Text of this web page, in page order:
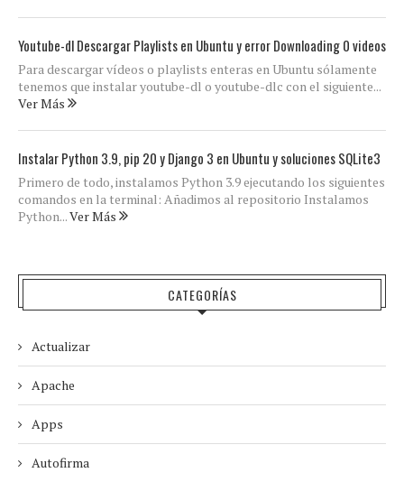
Youtube-dl Descargar Playlists en Ubuntu y error Downloading 0 videos
Para descargar vídeos o playlists enteras en Ubuntu sólamente
tenemos que instalar youtube-dl o youtube-dlc con el siguiente...
Ver Más
Instalar Python 3.9, pip 20 y Django 3 en Ubuntu y soluciones SQLite3
Primero de todo, instalamos Python 3.9 ejecutando los siguientes
comandos en la terminal: Añadimos al repositorio Instalamos
Python...Ver Más
CATEGORÍAS
Actualizar
Apache
Apps
Autofirma